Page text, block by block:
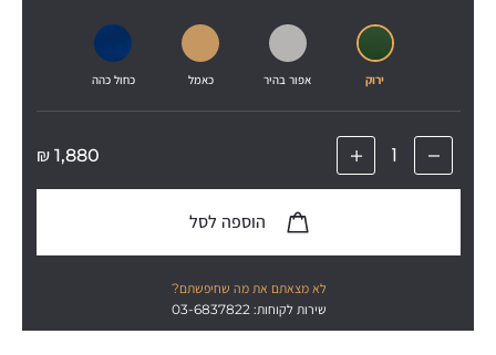
ירוק אפור בהיר כאמל כחול כהה
1,880
₪
לא מצאתם את מה שחיפשתם?
שירות לקוחות: 03-6837822